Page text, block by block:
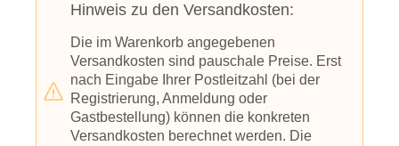
Hinweis zu den Versandkosten:
Die im Warenkorb angegebenen
Versandkosten sind pauschale Preise. Erst
nach Eingabe Ihrer Postleitzahl (bei der
Registrierung, Anmeldung oder
Gastbestellung) können die konkreten
Versandkosten berechnet werden. Die